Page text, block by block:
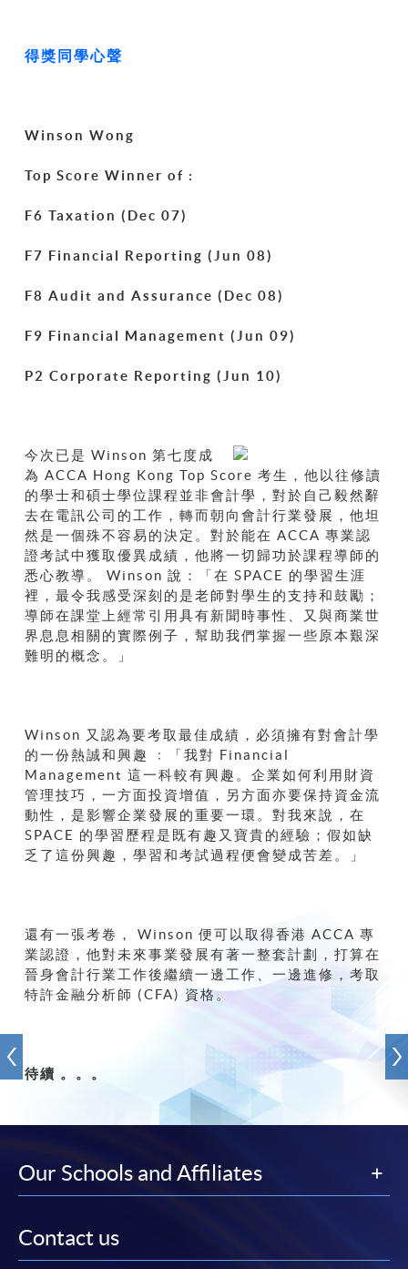
得獎同學心聲
Winson Wong
Top Score Winner of :
F6 Taxation (Dec 07)
F7 Financial Reporting (Jun 08)
F8 Audit and Assurance (Dec 08)
F9 Financial Management (Jun 09)
P2 Corporate Reporting (Jun 10)
今次已是 Winson 第七度成
為 ACCA Hong Kong Top Score 考生，他以往修讀
的學士和碩士學位課程並非會計學，對於自己毅然辭
去在電訊公司的工作，轉而朝向會計行業發展，他坦
然是一個殊不容易的決定。對於能在 ACCA 專業認
證考試中獲取優異成績，他將一切歸功於課程導師的
悉心教導。 Winson 說：「在 SPACE 的學習生涯
裡，最令我感受深刻的是老師對學生的支持和鼓勵；
導師在課堂上經常引用具有新聞時事性、又與商業世
界息息相關的實際例子，幫助我們掌握一些原本艱深
難明的概念。」
Winson 又認為要考取最佳成績，必須擁有對會計學
的一份熱誠和興趣 ﹕「我對 Financial
Management 這一科較有興趣。企業如何利用財資
管理技巧，一方面投資增值，另方面亦要保持資金流
動性，是影響企業發展的重要一環。對我來說，在
SPACE 的學習歷程是既有趣又寶貴的經驗；假如缺
乏了這份興趣，學習和考試過程便會變成苦差。」
還有一張考卷， Winson 便可以取得香港 ACCA 專
業認證，他對未來事業發展有著一整套計劃，打算在
晉身會計行業工作後繼續一邊工作、一邊進修，考取
特許金融分析師 (CFA) 資格。
待續 。。。
Our Schools and Affiliates
Contact us